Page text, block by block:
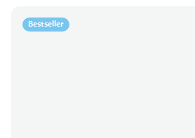
Bestseller